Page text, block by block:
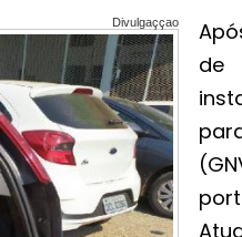
Divulgaççao
de